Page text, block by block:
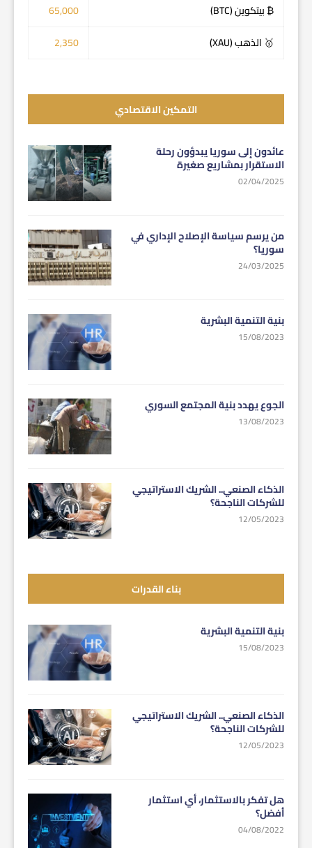
₿ بيتكوين (BTC)
65,000
🥇 الذهب (XAU)
2,350
التمكين الاقتصادي
عائدون إلى سوريا يبدؤون رحلة
الاستقرار بمشاريع صغيرة
02/04/2025
من يرسم سياسة الإصلاح الإداري في
سوريا؟
24/03/2025
بنية التنمية البشرية
15/08/2023
الجوع يهدد بنية المجتمع السوري
13/08/2023
الذكاء الصنعي.. الشريك الاستراتيجي
للشركات الناجحة؟
12/05/2023
بناء القدرات
بنية التنمية البشرية
15/08/2023
الذكاء الصنعي.. الشريك الاستراتيجي
للشركات الناجحة؟
12/05/2023
هل تفكر بالاستثمار، أي استثمار
أفضل؟
04/08/2022